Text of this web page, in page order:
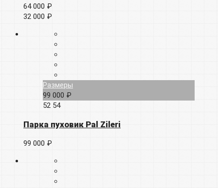
64 000 ₽
32 000 ₽
Размеры
99 000 ₽
52 54
Парка пуховик Pal Zileri
99 000 ₽